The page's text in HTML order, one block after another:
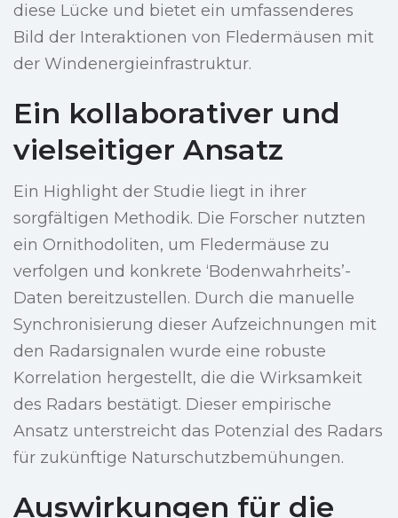
diese Lücke und bietet ein umfassenderes
Bild der Interaktionen von Fledermäusen mit
der Windenergieinfrastruktur.
Ein kollaborativer und
vielseitiger Ansatz
Ein Highlight der Studie liegt in ihrer
sorgfältigen Methodik. Die Forscher nutzten
ein Ornithodoliten, um Fledermäuse zu
verfolgen und konkrete ‘Bodenwahrheits’-
Daten bereitzustellen. Durch die manuelle
Synchronisierung dieser Aufzeichnungen mit
den Radarsignalen wurde eine robuste
Korrelation hergestellt, die die Wirksamkeit
des Radars bestätigt. Dieser empirische
Ansatz unterstreicht das Potenzial des Radars
für zukünftige Naturschutzbemühungen.
Auswirkungen für die